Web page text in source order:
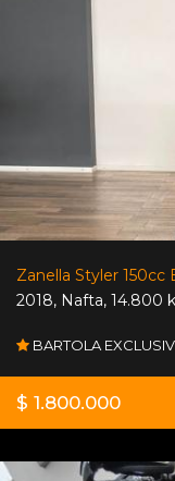
Zanella Styler 150cc
2018, Nafta, 14.800
BARTOLA
$ 1.800.000